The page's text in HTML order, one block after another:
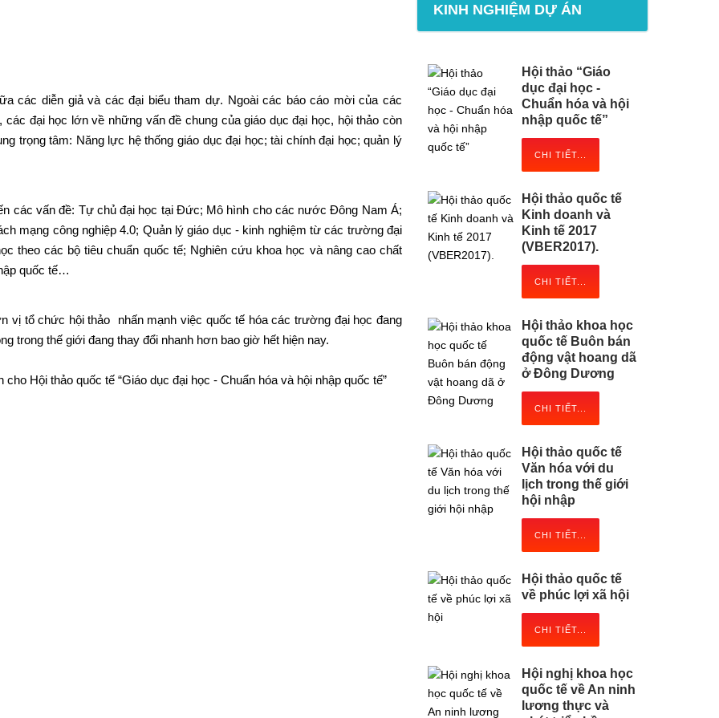
các diễn giả và các đại biểu tham dự. Ngoài các báo cáo mời của các
đại học lớn về những vấn đề chung của giáo dục đại học, hội thảo còn
trọng tâm: Năng lực hệ thống giáo dục đại học; tài chính đại học; quản lý
các vấn đề: Tự chủ đại học tại Đức; Mô hình cho các nước Đông Nam Á;
mạng công nghiệp 4.0; Quản lý giáo dục - kinh nghiệm từ các trường đại
theo các bộ tiêu chuẩn quốc tế; Nghiên cứu khoa học và nâng cao chất
quốc tế…
vị tổ chức hội thảo nhấn mạnh việc quốc tế hóa các trường đại học đang
trong thế giới đang thay đổi nhanh hơn bao giờ hết hiện nay.
Hội thảo quốc tế “Giáo dục đại học - Chuẩn hóa và hội nhập quốc tế”
KINH NGHIỆM DỰ ÁN
Hội thảo “Giáo
dục đại học -
Chuẩn hóa và hội
nhập quốc tế”
CHI TIẾT...
Hội thảo quốc tế
Kinh doanh và
Kinh tế 2017
(VBER2017).
CHI TIẾT...
Hội thảo khoa học
quốc tế Buôn bán
động vật hoang dã
ở Đông Dương
CHI TIẾT...
Hội thảo quốc tế
Văn hóa với du
lịch trong thế giới
hội nhập
CHI TIẾT...
Hội thảo quốc tế
về phúc lợi xã hội
CHI TIẾT...
Hội nghị khoa học
quốc tế về An ninh
lương thực và